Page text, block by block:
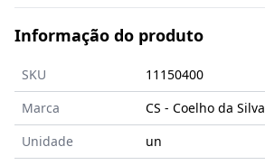
Informação do produto
SKU
11150400
Marca
CS - Coelho da Silva
Unidade
un